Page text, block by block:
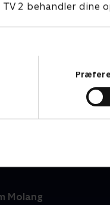
2 behandler dine
Little
Molang